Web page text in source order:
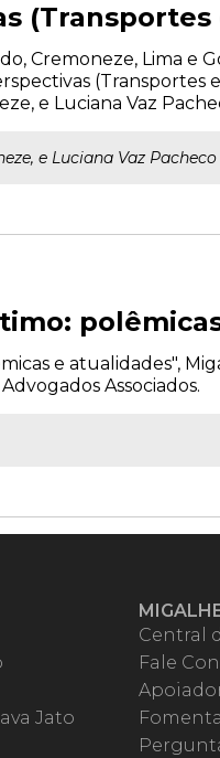
(Transportes
Cremoneze, Lima e
(Transportes
e Luciana Vaz
e Luciana Vaz
e atualidades",
Associados.
Jato
Central
Fale